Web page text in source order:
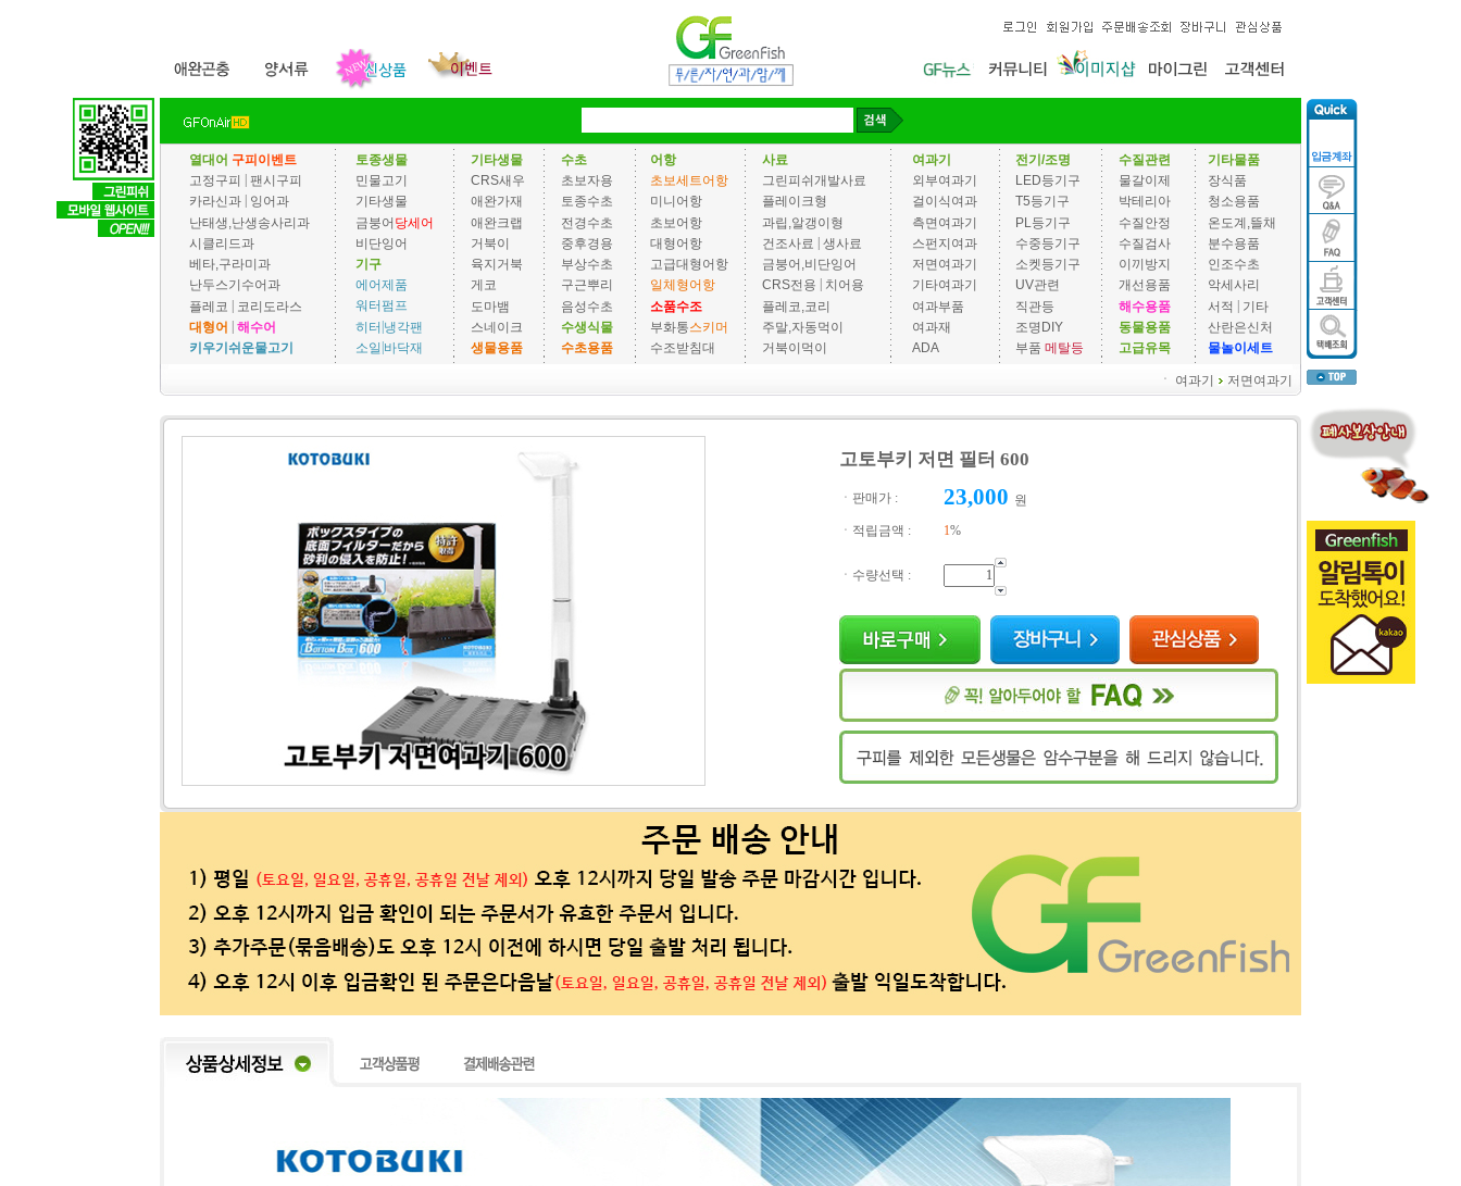
열대어 구피이벤트
고정구피
팬시구피
카라신과
잉어과
난태생,난생송사리과
시클리드과
베타,구라미과
난두스기수어과
플레코 | 코리도라스
대형어 | 해수어
키우기쉬운물고기
토종생물
민물고기
기타생물
금붕어 당세어
비단잉어
기구
에어제품
워터펌프
히터|냉각팬
소일 |바닥재
기타생물
CRS새우
애완가재
애완크랩
거북이
육지거북
게코
도마뱀
스네이크
생물용품
수초
초보자용
토종수초
전경수초
중후경용
부상수초
구근뿌리
음성수초
수생식물
수초용품
어항
초보세트어항
미니어항
초보어항
대형어항
고급대형어항
일체형어항
소품수조
부화통스키머
수조받침대
사료
그린피쉬개발사료
플레이크형
과립,알갱이형
건조사료 | 생사료
금붕어,비단잉어
CRS전용
치어용
플레코,코리
주말,자동먹이
거북이먹이
여과기
외부여과기
걸이식여과
측면여과기
스펀지여과
저면여과기
기타여과기
여과부품
여과재
ADA
전기/조명
LED등기구
T5등기구
PL등기구
수중등기구
소켓등기구
UV관련
직관등
조명DIY
부품 메탈등
수질관련
물갈이제
박테리아
수질안정
수질검사
이끼방지
개선용품
해수용품
동물용품
고급유목
기타물품
장식품
청소용품
온도계,뜰채
분수용품
인조수초
악세사리
서적 | 기타
산란은신처
물놀이세트
ㆍ 여과기 저면여과기
고토부키 저면 필터 600
ㆍ판매가 : 23,000 원
ㆍ적립금액 :
1%
ㆍ수량선택 :